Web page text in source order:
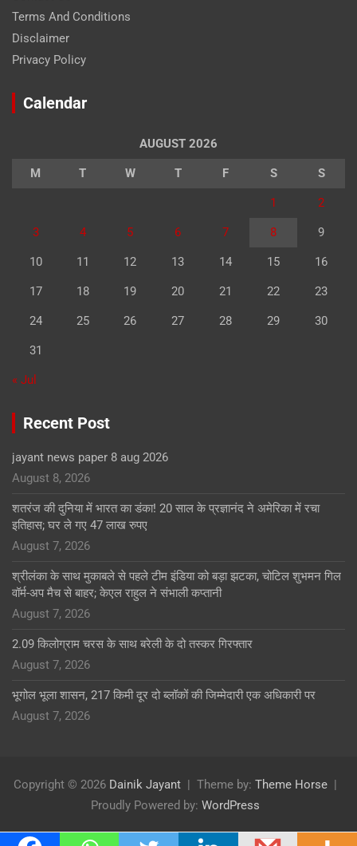
Terms And Conditions
Disclaimer
Privacy Policy
Calendar
AUGUST 2026
M T W T F S S
1 2
3 4 5 6 7 8 9
10 11 12 13 14 15 16
17 18 19 20 21 22 23
24 25 26 27 28 29 30
31
« Jul
Recent Post
jayant news paper 8 aug 2026
August 8, 2026
शतरंज की दुनिया में भारत का डंका! 20 साल के प्रज्ञानंद ने अमेरिका में रचा
इतिहास; घर ले गए 47 लाख रुपए
August 7, 2026
श्रीलंका के साथ मुकाबले से पहले टीम इंडिया को बड़ा झटका, चोटिल शुभमन गिल
वॉर्म-अप मैच से बाहर; केएल राहुल ने संभाली कप्तानी
August 7, 2026
2.09 किलोग्राम चरस के साथ बरेली के दो तस्कर गिरफ्तार
August 7, 2026
भूगोल भूला शासन, 217 किमी दूर दो ब्लॉकों की जिम्मेदारी एक अधिकारी पर
August 7, 2026
Copyright © 2026 Dainik Jayant Theme by: Theme Horse
Proudly Powered by: WordPress